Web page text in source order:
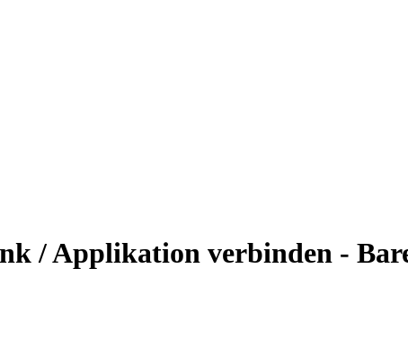
/ Applikation verbinden -